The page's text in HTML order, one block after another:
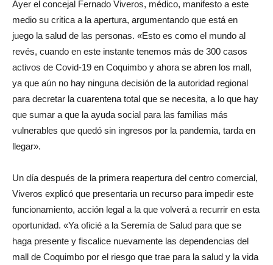
Ayer el concejal Fernado Viveros, médico, manifesto a este
medio su critica a la apertura, argumentando que está en
juego la salud de las personas. «Esto es como el mundo al
revés, cuando en este instante tenemos más de 300 casos
activos de Covid-19 en Coquimbo y ahora se abren los mall,
ya que aún no hay ninguna decisión de la autoridad regional
para decretar la cuarentena total que se necesita, a lo que hay
que sumar a que la ayuda social para las familias más
vulnerables que quedó sin ingresos por la pandemia, tarda en
llegar».
Un día después de la primera reapertura del centro comercial,
Viveros explicó que presentaria un recurso para impedir este
funcionamiento, acción legal a la que volverá a recurrir en esta
oportunidad. «Ya oficié a la Seremía de Salud para que se
haga presente y fiscalice nuevamente las dependencias del
mall de Coquimbo por el riesgo que trae para la salud y la vida